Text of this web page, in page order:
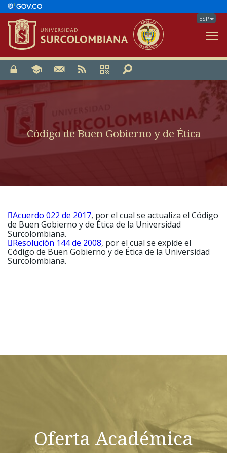
ESP
Código de Buen Gobierno y de Ética
Acuerdo 022 de 2017, por el cual se actualiza el Código
de Buen Gobierno y de Ética de la Universidad
Surcolombiana.
Resolución 144 de 2008, por el cual se expide el
Código de Buen Gobierno y de Ética de la Universidad
Surcolombiana.
Oferta Académica